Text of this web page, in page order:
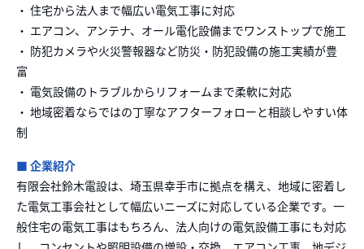
・ 住宅から法人まで幅広い電気工事に対応
・ エアコン、アンテナ、オール電化設備までワンストップで施工
・ 防犯カメラや火災警報器など防災・防犯設備の施工実績が豊
富
・ 電気設備のトラブルからリフォームまで柔軟に対応
・ 地域密着ならではの丁寧なアフターフォローと相談しやすい体
制
■ 企業紹介
有限会社鈴木電設は、埼玉県幸手市に拠点を構え、地域に密着し
た電気工事会社として幅広いニーズに対応している企業です。一
般住宅の電気工事はもちろん、法人向けの電気設備工事にも対応